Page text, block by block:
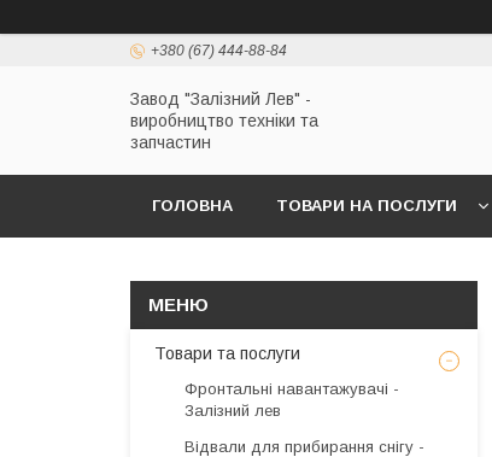
+380 (67) 444-88-84
Завод "Залізний Лев" -
виробництво техніки та
запчастин
ГОЛОВНА ТОВАРИ НА ПОСЛУГИ
Товари та послуги
Фронтальні навантажувачі -
Залізний лев
Відвали для прибирання снігу -